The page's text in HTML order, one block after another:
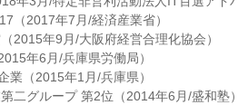
（2017年7月/経済産業省）
2015年9月/大阪府経営合理化協会）
年6月/兵庫県労働局）
業（2015年1月/兵庫県）
二グループ 第2位（2014年6月/盛和塾）